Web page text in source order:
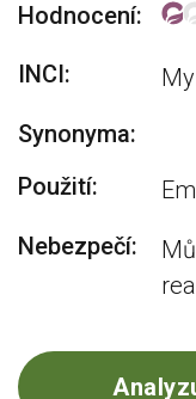
Hodnocení:
INCI:
Synonyma:
Použití:
Nebezpečí: